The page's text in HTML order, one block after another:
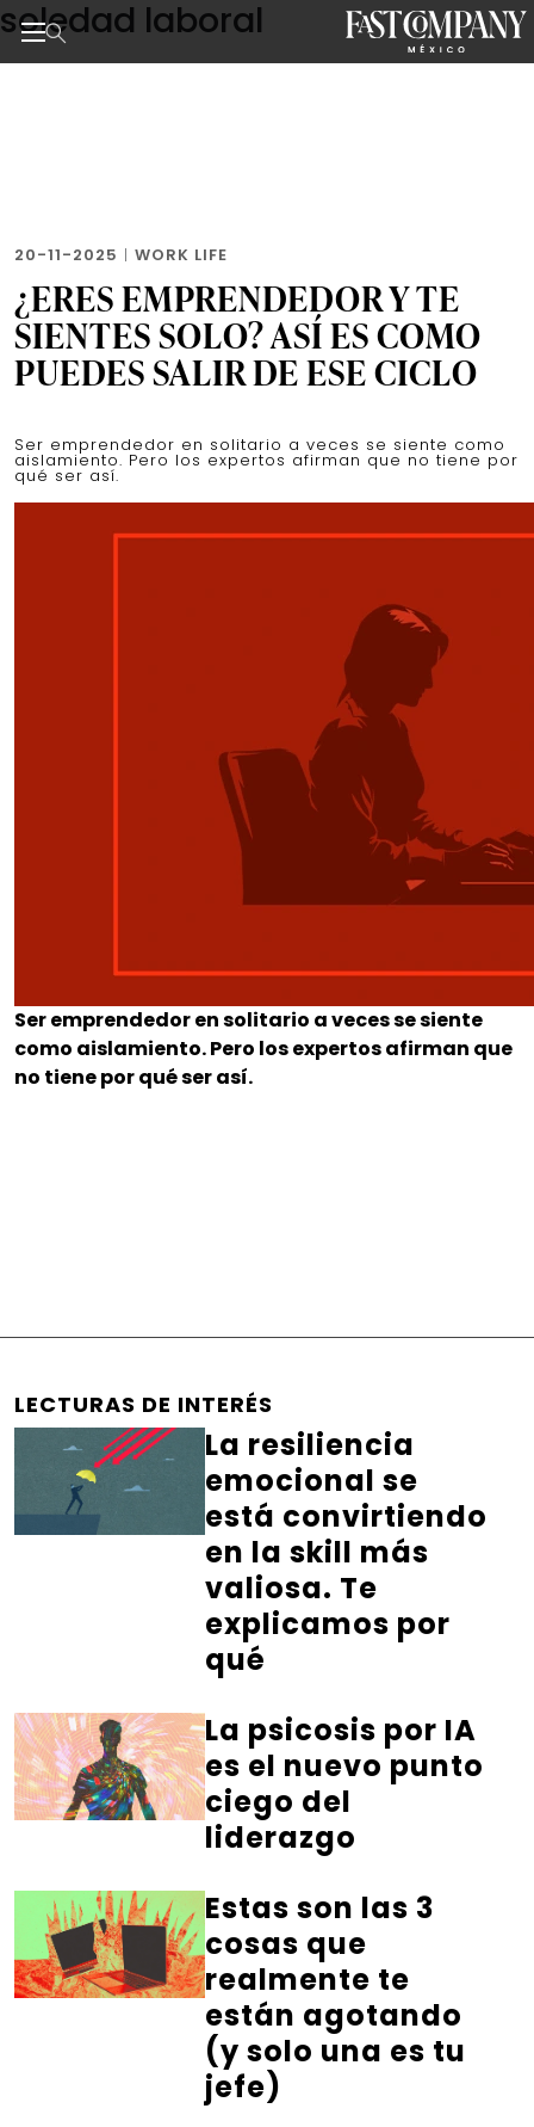
Skip
to
the
soledad laboral
20-11-2025 | WORK LIFE
¿ERES EMPRENDEDOR Y TE
SIENTES SOLO? ASÍ ES COMO
PUEDES SALIR DE ESE CICLO
Ser emprendedor en solitario a veces se siente como
aislamiento. Pero los expertos afirman que no tiene por
qué ser así.
Ser emprendedor en solitario a veces se siente
como aislamiento. Pero los expertos afirman que
no tiene por qué ser así.
LECTURAS DE INTERÉS
La resiliencia
emocional se
está convirtiendo
en la skill más
valiosa. Te
explicamos por
qué
La psicosis por IA
es el nuevo punto
ciego del
liderazgo
Estas son las 3
cosas que
realmente te
están agotando
(y solo una es tu
jefe)